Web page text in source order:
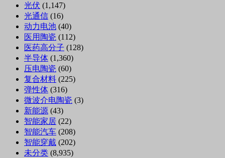
光伏 (1,147)
光通信 (16)
动力电池 (40)
医用陶瓷 (112)
医药高分子 (128)
半导体 (1,360)
压电陶瓷 (60)
复合材料 (225)
弹性体 (316)
微波介电陶瓷 (3)
新能源 (43)
智能家居 (22)
智能汽车 (208)
智能穿戴 (202)
未分类 (8,935)